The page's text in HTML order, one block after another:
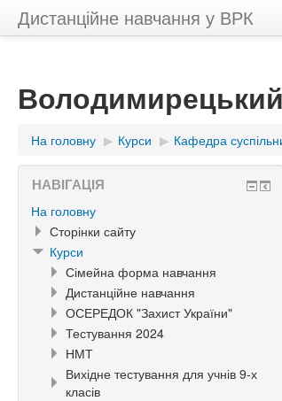
Дистанційне навчання у ВРК
Володимирецький
На головну ▶︎ Курси ▶︎ Кафедра
НАВІГАЦІЯ
На головну
Сторінки сайту
Курси
Сімейна форма навчання
Дистанційне навчання
ОСЕРЕДОК "Захист України"
Тестування 2024
НМТ
Вихідне тестування для учнів 9-х
класів